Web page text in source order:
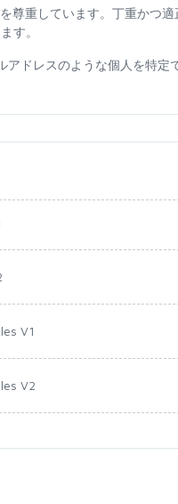
尊重しています。丁重かつ
す。
ドレスのような個人を特
V1
V2